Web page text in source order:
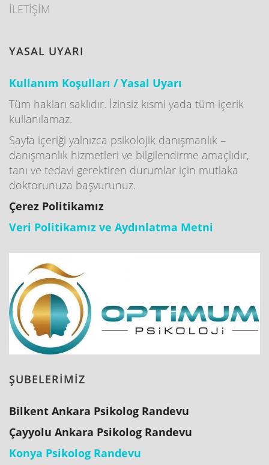
İLETİŞİM
YASAL UYARI
Kullanım Koşulları / Yasal Uyarı
Tüm hakları saklıdır. İzinsiz kısmi yada tüm içerik
kullanılamaz.
Sayfa içeriği yalnızca psikolojik danışmanlık –
danışmanlık hizmetleri ve bilgilendirme amaçlıdır,
tanı ve tedavi gerektiren durumlar için mutlaka
doktorunuza başvurunuz.
Çerez Politikamız
Veri Politikamız ve Aydınlatma Metni
ŞUBELERİMİZ
Bilkent Ankara Psikolog Randevu
Çayyolu Ankara Psikolog Randevu
Konya Psikolog Randevu